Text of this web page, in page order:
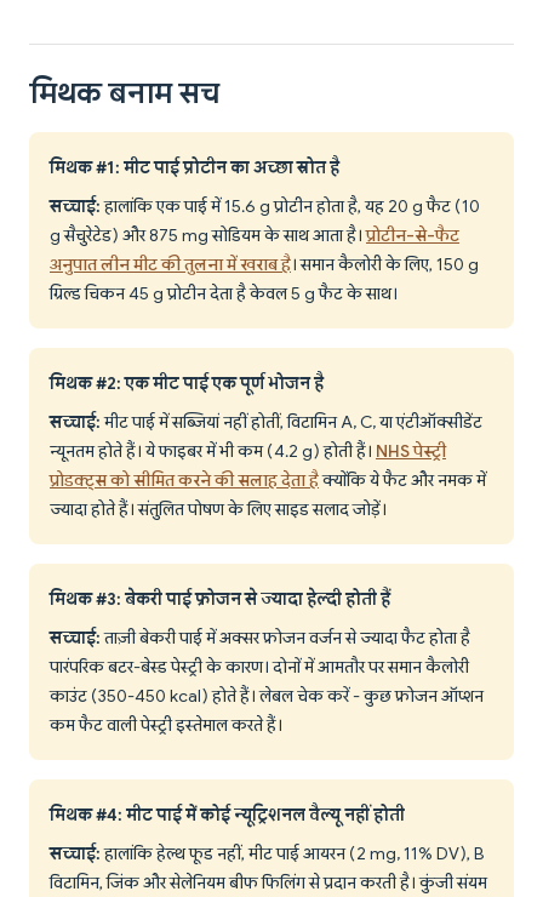
मिथक बनाम सच
मिथक #1: मीट पाई प्रोटीन का अच्छा स्रोत है
सच्चाई:हालांकि एक पाई में 15.6 g प्रोटीन होता है, यह 20 g फैट (10
g सैचुरेटेड) और 875 mg सोडियम के साथ आता है।प्रोटीन-से-फैट
अनुपात लीन मीट की तुलना में खराब है। समान कैलोरी के लिए, 150 g
ग्रिल्ड चिकन 45 g प्रोटीन देता है केवल 5 g फैट के साथ।
मिथक #2: एक मीट पाई एक पूर्ण भोजन है
सच्चाई:मीट पाई में सब्जियां नहीं होतीं, विटामिन A, C, या एंटीऑक्सीडेंट
न्यूनतम होते हैं। ये फाइबर में भी कम (4.2 g) होती हैं। NHS पेस्ट्री
प्रोडक्ट्स को सीमित करने की सलाह देता हैक्योंकि ये फैट और नमक में
ज्यादा होते हैं। संतुलित पोषण के लिए साइड सलाद जोड़ें।
मिथक #3: बेकरी पाई फ्रोजन से ज्यादा हेल्दी होती हैं
सच्चाई:ताज़ी बेकरी पाई में अक्सर फ्रोजन वर्जन से ज्यादा फैट होता है
पारंपरिक बटर-बेस्ड पेस्ट्री के कारण। दोनों में आमतौर पर समान कैलोरी
काउंट (350-450 kcal) होते हैं। लेबल चेक करें - कुछ फ्रोजन ऑप्शन
कम फैट वाली पेस्ट्री इस्तेमाल करते हैं।
मिथक #4: मीट पाई में कोई न्यूट्रिशनल वैल्यू नहीं होती
सच्चाई:हालांकि हेल्थ फूड नहीं, मीट पाई आयरन (2 mg, 11% DV), B
विटामिन, जिंक और सेलेनियम बीफ फिलिंग से प्रदान करती है। कुंजी संयम